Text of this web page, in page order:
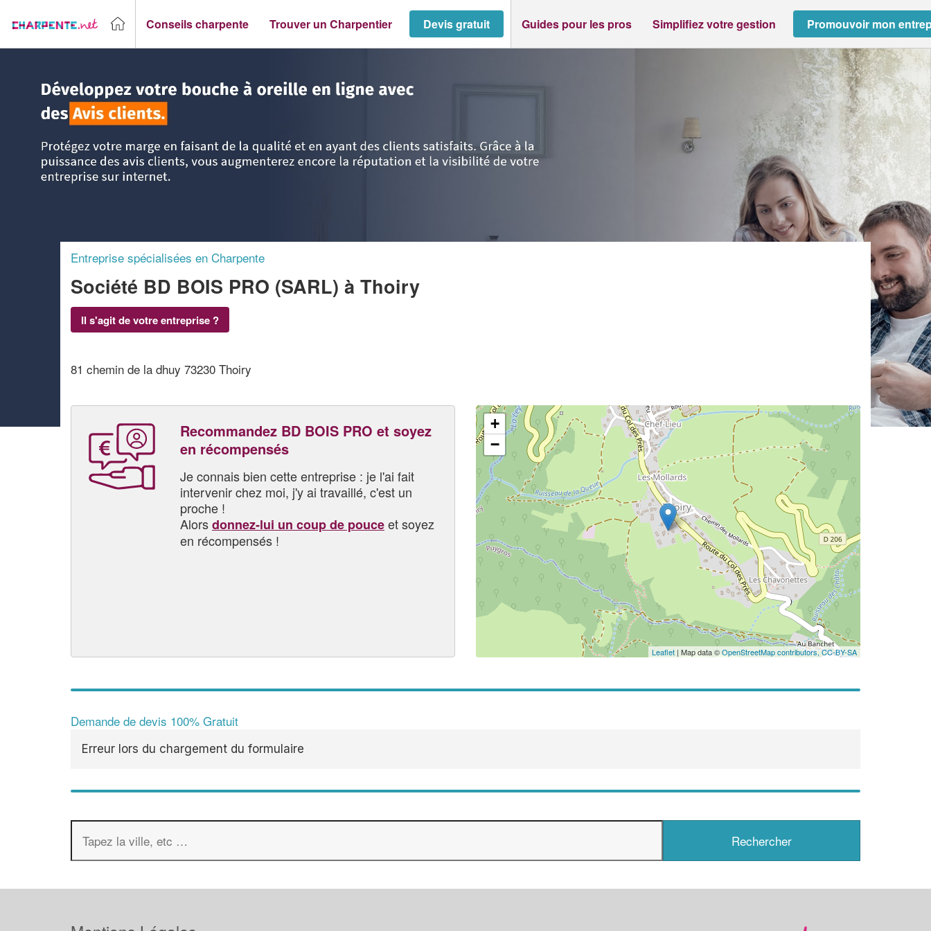
Conseils charpente Trouver un Charpentier Devis gratuit Guides pour les pros Simplifiez votre gestion Promouvoir mon
Entreprise spécialisées en Charpente
Société BD BOIS PRO (SARL) à Thoiry
Il s'agit de votre entreprise ?
81 chemin de la dhuy 73230 Thoiry
Recommandez BD BOIS PRO et soyez
en récompensés
Je connais bien cette entreprise : je l'ai fait
intervenir chez moi, j'y ai travaillé, c'est un
proche !
Alorsdonnez-lui un coup de pouceet soyez
en récompensés !
+
−
Leaflet | Map data ©OpenStreetMap contributors,CC-BY-SA
Demande de devis 100% Gratuit
Erreur lors du chargement du formulaire
✕
Vous êtes un
professionnel ?
Augmentez votrechiffre
vosmarges tout en gagnant
nouveaux clients!
En savoir plus